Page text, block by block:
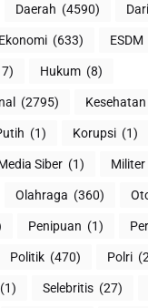
Daerah (4590) Dari
Ekonomi (633) ESDM
Hukum (8)
(2795) Kesehatan
(1) Korupsi (1)
Siber (1) Militer
Olahraga (360)
Penipuan (1)
Politik (470) Polri
(1) Selebritis (27)